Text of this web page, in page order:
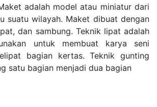
adalah model atau miniatur dari
suatu wilayah. Maket dibuat dengan
dan sambung. Teknik lipat adalah
untuk membuat karya seni
bagian kertas. Teknik gunting
satu bagian menjadi dua bagian